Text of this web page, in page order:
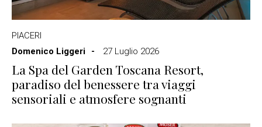
PIACERI
Domenico Liggeri
27 Luglio 2026
La Spa del Garden Toscana Resort,
paradiso del benessere tra viaggi
sensoriali e atmosfere sognanti